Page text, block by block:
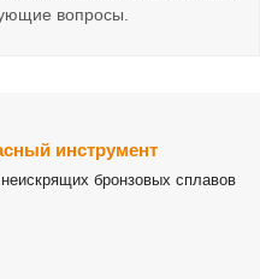
вопросы.
инструмент
бронзовых сплавов